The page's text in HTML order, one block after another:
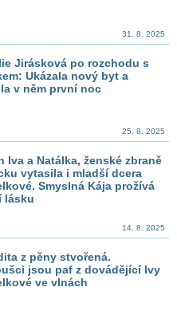
31. 8. 2025
Jirásková po rozchodu s
Ukázala nový byt a
v něm první noc
25. 8. 2025
Iva a Natálka, ženské zbraně
vytasila i mladší dcera
Smyslná Kája prožívá
lásku
14. 8. 2025
z pěny stvořená.
jsou paf z dovádějící Ivy
ve vlnách